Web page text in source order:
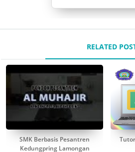
RELATED
SMK Berbasis Pesantren
Kedungpring Lamongan